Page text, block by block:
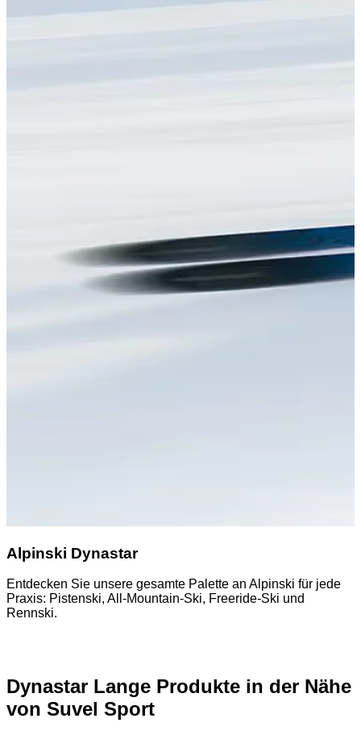
Alpinski Dynastar
Entdecken Sie unsere gesamte Palette an Alpinski für jede
Praxis: Pistenski, All-Mountain-Ski, Freeride-Ski und
Rennski.
Dynastar Lange Produkte in der Nähe
von Suvel Sport